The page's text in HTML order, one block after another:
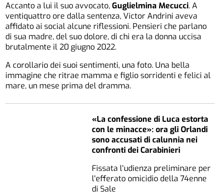
Accanto a lui il suo avvocato,Guglielmina Mecucci. A
ventiquattro ore dalla sentenza, Victor Andrini aveva
affidato ai social alcune riflessioni. Pensieri che parlano
di sua madre, del suo dolore, di chi era la donna uccisa
brutalmente il 20 giugno 2022.
A corollario dei suoi sentimenti, una foto. Una bella
immagine che ritrae mamma e figlio sorridenti e felici al
mare, un mese prima del dramma.
«La confessione di Luca estorta
con le minacce»: ora gli Orlandi
sono accusati di calunnia nei
confronti dei Carabinieri
Fissata l'udienza preliminare per
l'efferato omicidio della 74enne
di Sale